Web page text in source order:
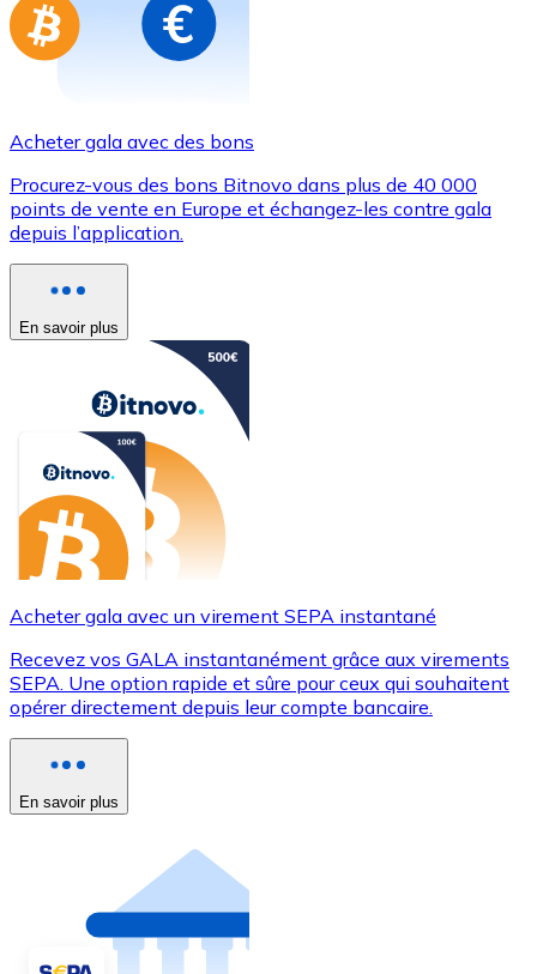
Acheter gala avec des bons
Procurez-vous des bons Bitnovo dans plus de 40 000
points de vente en Europe et échangez-les contre gala
depuis l’application.
En savoir plus
Acheter gala avec un virement SEPA instantané
Recevez vos GALA instantanément grâce aux virements
SEPA. Une option rapide et sûre pour ceux qui souhaitent
opérer directement depuis leur compte bancaire.
En savoir plus